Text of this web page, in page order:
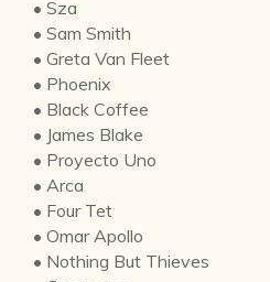
• Sza
• Sam Smith
• Greta Van Fleet
• Phoenix
• Black Coffee
• James Blake
• Proyecto Uno
• Arca
• Four Tet
• Omar Apollo
• Nothing But Thieves